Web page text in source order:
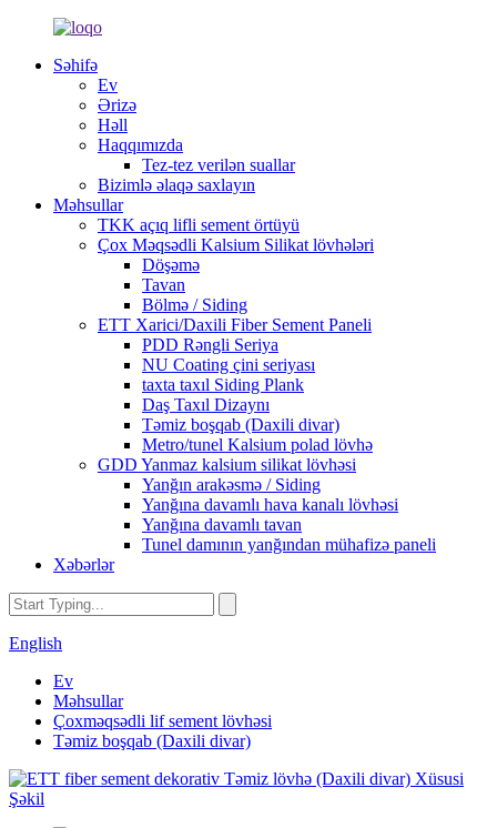
Səhifə
Ev
Ərizə
Həll
Haqqımızda
Tez-tez verilən suallar
Bizimlə əlaqə saxlayın
Məhsullar
TKK açıq lifli sement örtüyü
Çox Məqsədli Kalsium Silikat lövhələri
Döşəmə
Tavan
Bölmə / Siding
ETT Xarici/Daxili Fiber Sement Paneli
PDD Rəngli Seriya
NU Coating çini seriyası
taxta taxıl Siding Plank
Daş Taxıl Dizaynı
Təmiz boşqab (Daxili divar)
Metro/tunel Kalsium polad lövhə
GDD Yanmaz kalsium silikat lövhəsi
Yanğın arakəsmə / Siding
Yanğına davamlı hava kanalı lövhəsi
Yanğına davamlı tavan
Tunel damının yanğından mühafizə paneli
Xəbərlər
English
Ev
Məhsullar
Çoxməqsədli lif sement lövhəsi
Təmiz boşqab (Daxili divar)